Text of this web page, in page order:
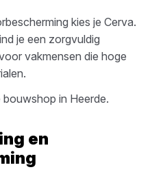
kies je Cerva.
je een zorgvuldig
vakmensen die hoge
bouwshop in Heerde.
en